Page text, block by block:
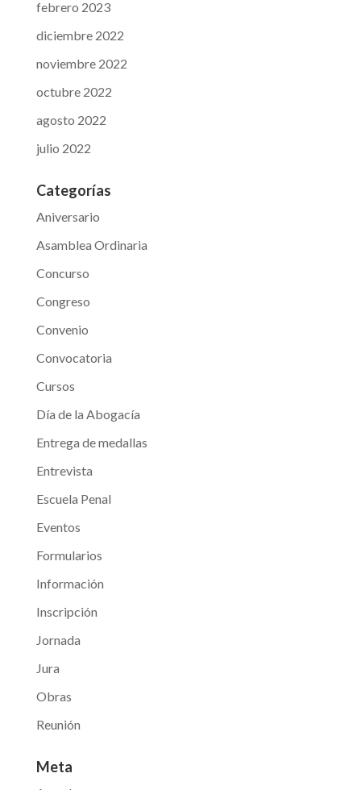
febrero 2023
diciembre 2022
noviembre 2022
octubre 2022
agosto 2022
julio 2022
Categorías
Aniversario
Asamblea Ordinaria
Concurso
Congreso
Convenio
Convocatoria
Cursos
Día de la Abogacía
Entrega de medallas
Entrevista
Escuela Penal
Eventos
Formularios
Información
Inscripción
Jornada
Jura
Obras
Reunión
Meta